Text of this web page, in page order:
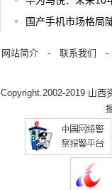
国产手机市场格局
网站简介- 联系我们 -
Copyright.2002-2019 山西